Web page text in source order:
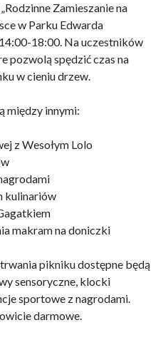
Zamieszanie na
w Parku Edwarda
18:00. Na uczestników
pozwolą spędzić czas na
w cieniu drzew.
między innymi:
z Wesołym Lolo
kulinariów
makram na doniczki
pikniku dostępne będą
sensoryczne, klocki
sportowe z nagrodami.
darmowe.